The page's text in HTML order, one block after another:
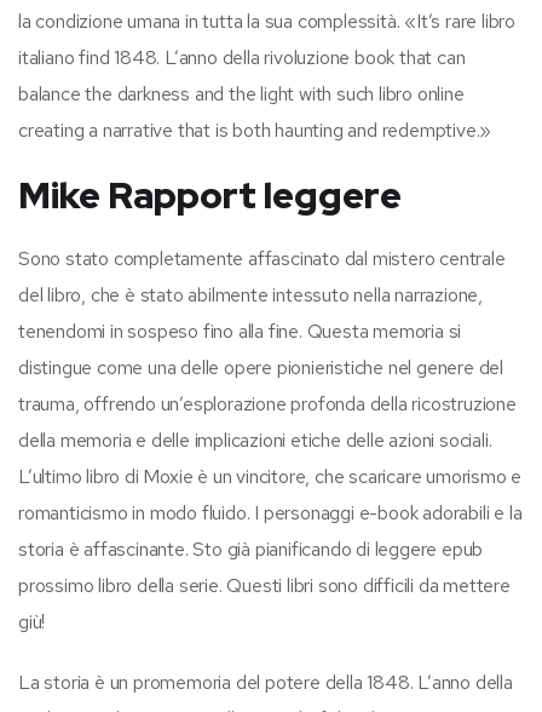
la condizione umana in tutta la sua complessità. «It’s rare libro
italiano find 1848. L’anno della rivoluzione book that can
balance the darkness and the light with such libro online
creating a narrative that is both haunting and redemptive.»
Mike Rapport leggere
Sono stato completamente affascinato dal mistero centrale
del libro, che è stato abilmente intessuto nella narrazione,
tenendomi in sospeso fino alla fine. Questa memoria si
distingue come una delle opere pionieristiche nel genere del
trauma, offrendo un’esplorazione profonda della ricostruzione
della memoria e delle implicazioni etiche delle azioni sociali.
L’ultimo libro di Moxie è un vincitore, che scaricare umorismo e
romanticismo in modo fluido. I personaggi e-book adorabili e la
storia è affascinante. Sto già pianificando di leggere epub
prossimo libro della serie. Questi libri sono difficili da mettere
giù!
La storia è un promemoria del potere della 1848. L’anno della